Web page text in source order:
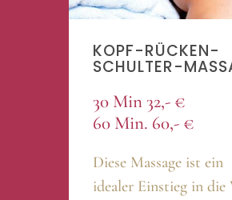
KOPF-RÜCKEN-
SCHULTER-
30 Min 32,- €
60 Min. 60,- €
Diese Massage ist ein
idealer Einstieg in die